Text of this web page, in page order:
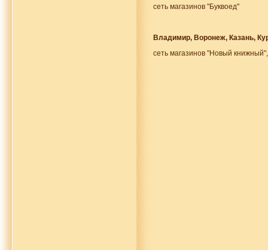
сеть магазинов "Буквоед"
Владимир, Воронеж, Казань,
сеть магазинов "Новый